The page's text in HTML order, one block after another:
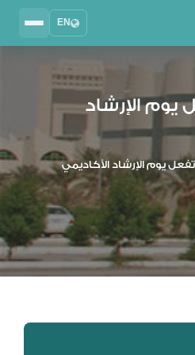
EN
2025 - 2026
يوم الإرشاد
تفعل يوم الإرشاد الأكاديمي